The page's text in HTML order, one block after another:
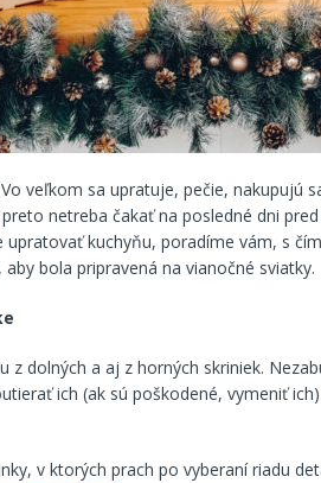
veľkom sa upratuje, pečie, nakupujú
netreba čakať na posledné dni
kuchyňu, poradíme vám, s
bola pripravená na vianočné sviatky.
z dolných a aj z horných skriniek.
ich (ak sú poškodené, vymeniť
v ktorých prach po vyberaní riadu